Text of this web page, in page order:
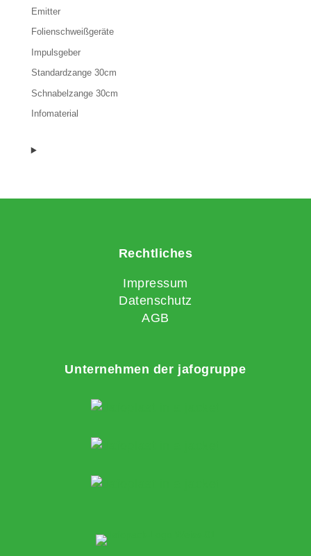
Emitter
Folienschweißgeräte
Impulsgeber
Standardzange 30cm
Schnabelzange 30cm
Infomaterial
Rechtliches
Impressum
Datenschutz
AGB
Unternehmen der jafogruppe